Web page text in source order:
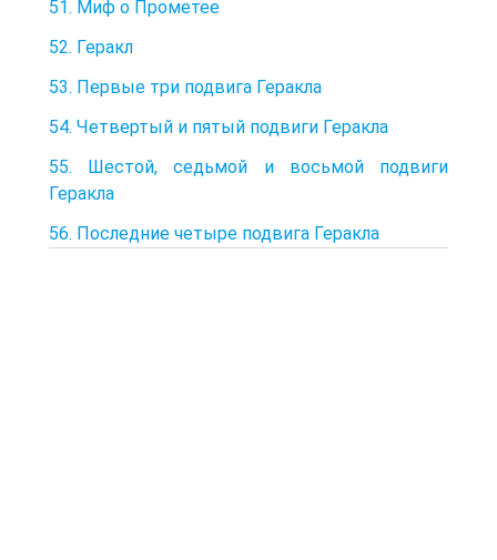
51. Миф о Прометее
52. Геракл
53. Первые три подвига Геракла
54. Четвертый и пятый подвиги Геракла
55. Шестой, седьмой и восьмой подвиги
Геракла
56. Последние четыре подвига Геракла